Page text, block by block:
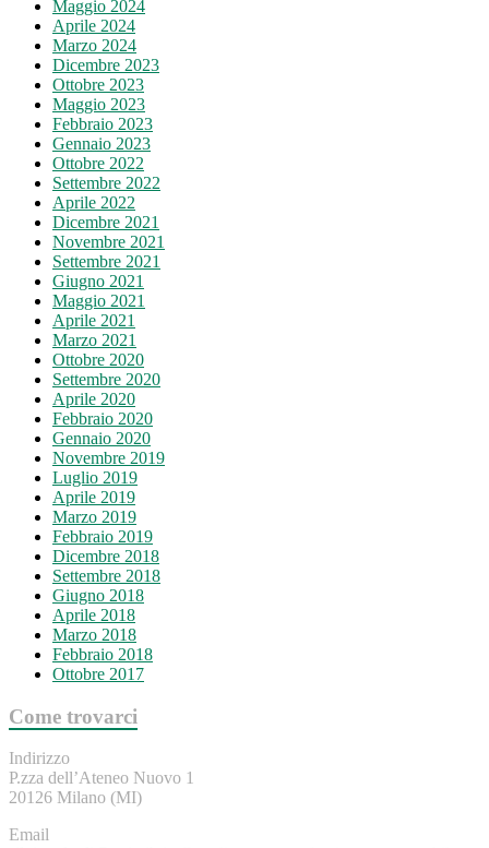
Maggio 2024
Aprile 2024
Marzo 2024
Dicembre 2023
Ottobre 2023
Maggio 2023
Febbraio 2023
Gennaio 2023
Ottobre 2022
Settembre 2022
Aprile 2022
Dicembre 2021
Novembre 2021
Settembre 2021
Giugno 2021
Maggio 2021
Aprile 2021
Marzo 2021
Ottobre 2020
Settembre 2020
Aprile 2020
Febbraio 2020
Gennaio 2020
Novembre 2019
Luglio 2019
Aprile 2019
Marzo 2019
Febbraio 2019
Dicembre 2018
Settembre 2018
Giugno 2018
Aprile 2018
Marzo 2018
Febbraio 2018
Ottobre 2017
Come trovarci
Indirizzo
P.zza dell’Ateneo Nuovo 1
20126 Milano (MI)
Email